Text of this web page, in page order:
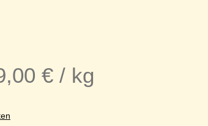
€ / kg